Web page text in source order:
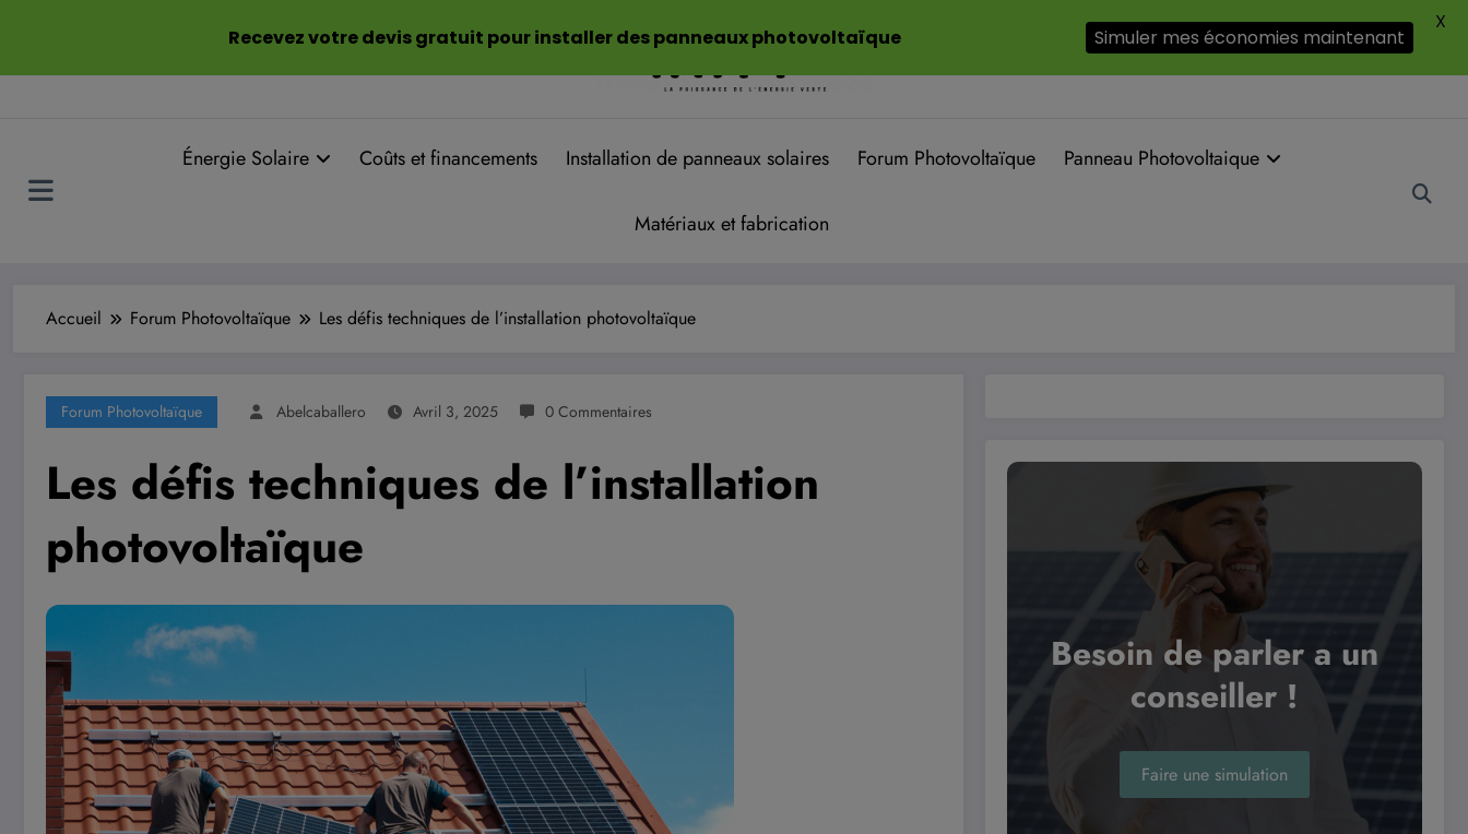
Énergie Solaire Coûts et financements Installation de panneaux solaires Forum Photovoltaïque Panneau Photovoltaique
Matériaux et fabrication
Accueil Forum Photovoltaïque Les défis techniques de l’installation photovoltaïque
Forum Photovoltaïque Abelcaballero Avril 3, 2025 0 Commentaires
Les défis techniques de l’installation
photovoltaïque
Besoin de parler a un
conseiller !
Faire une simulation
Recevez votre devis gratuit pour installer des panneaux photovoltaïque Simuler mes économies maintenant
X